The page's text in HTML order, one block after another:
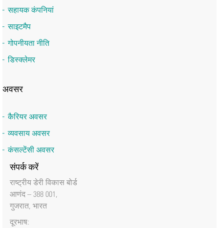
सहायक कंपनियां
साइटमैप
गोपनीयता नीति
डिस्क्लेमर
अवसर
कैरियर अवसर
व्यवसाय अवसर
कंसल्टेंसी अवसर
संपर्क करें
राष्‍ट्रीय डेरी विकास बोर्ड
आणंद – 388 001,
गुजरात, भारत
दूरभाष: